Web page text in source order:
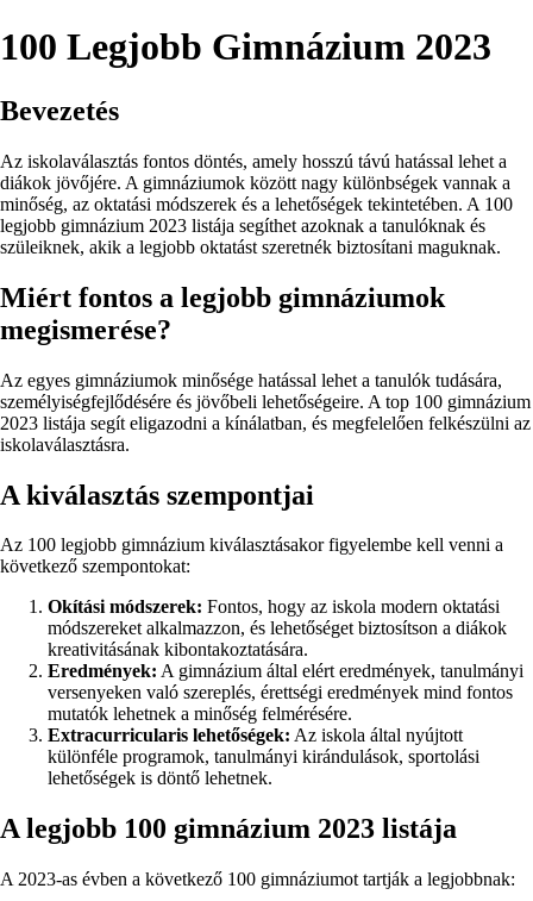
100 Legjobb Gimnázium 2023
Bevezetés
Az iskolaválasztás fontos döntés, amely hosszú távú hatással lehet a
diákok jövőjére. A gimnáziumok között nagy különbségek vannak a
minőség, az oktatási módszerek és a lehetőségek tekintetében. A 100
legjobb gimnázium 2023 listája segíthet azoknak a tanulóknak és
szüleiknek, akik a legjobb oktatást szeretnék biztosítani maguknak.
Miért fontos a legjobb gimnáziumok
megismerése?
Az egyes gimnáziumok minősége hatással lehet a tanulók tudására,
személyiségfejlődésére és jövőbeli lehetőségeire. A top 100 gimnázium
2023 listája segít eligazodni a kínálatban, és megfelelően felkészülni az
iskolaválasztásra.
A kiválasztás szempontjai
Az 100 legjobb gimnázium kiválasztásakor figyelembe kell venni a
következő szempontokat:
Okítási módszerek: Fontos, hogy az iskola modern oktatási
módszereket alkalmazzon, és lehetőséget biztosítson a diákok
kreativitásának kibontakoztatására.
Eredmények: A gimnázium által elért eredmények, tanulmányi
versenyeken való szereplés, érettségi eredmények mind fontos
mutatók lehetnek a minőség felmérésére.
Extracurricularis lehetőségek: Az iskola által nyújtott
különféle programok, tanulmányi kirándulások, sportolási
lehetőségek is döntő lehetnek.
A legjobb 100 gimnázium 2023 listája
A 2023-as évben a következő 100 gimnáziumot tartják a legjobbnak: